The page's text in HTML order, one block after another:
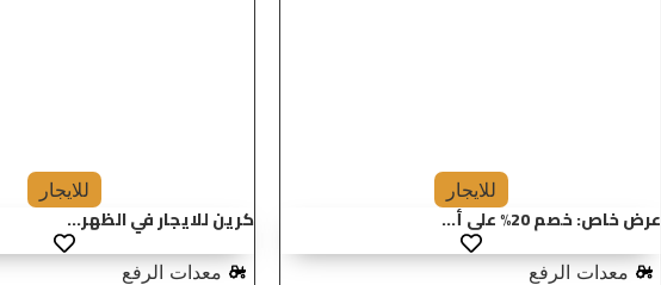
للايجار
عرض خاص: خصم 20% على أ...
معدات الرفع
للايجار
كرين للايجار في الظهر...
معدات الرفع